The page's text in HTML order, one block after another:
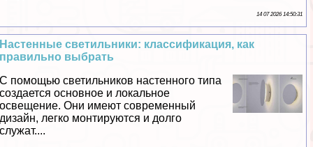
14 07 2026 14:50:31
Настенные светильники: классификация, как
правильно выбрать
С помощью светильников настенного типа
создается основное и локальное
освещение. Они имеют современный
дизайн, легко монтируются и долго
служат....